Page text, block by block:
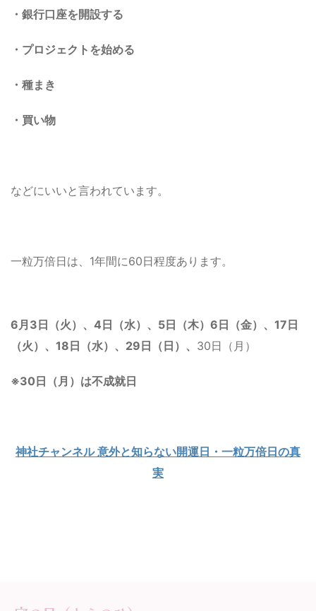
・銀行口座を開設する
・プロジェクトを始める
・種まき
・買い物
などにいいと言われています。
一粒万倍日は、1年間に60日程度あります。
6月3日（火）、4日（水）、5日（木）6日（金）、17日
（火）、18日（水）、29日（日）、 30日（月）
※30日（月）は不成就日
神社チャンネル 意外と知らない開運日・一粒万倍日の真
実